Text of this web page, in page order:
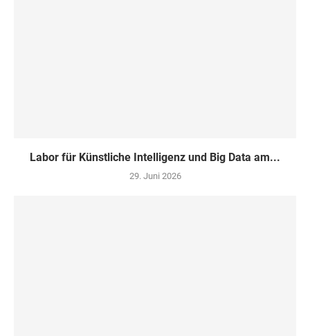
Labor für Künstliche Intelligenz und Big Data am...
29. Juni 2026